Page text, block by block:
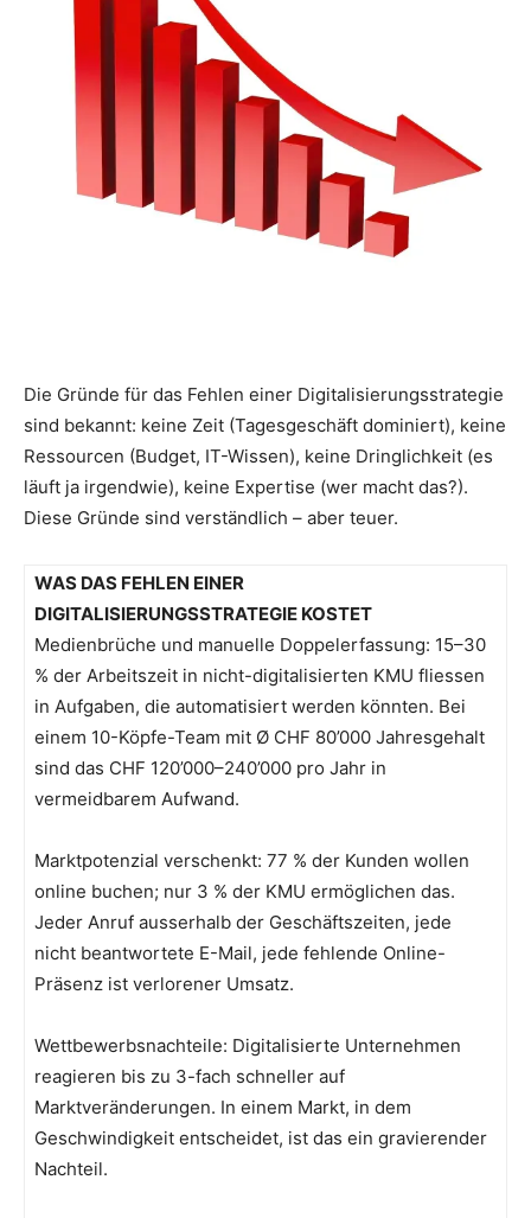
Die Gründe für das Fehlen einer Digitalisierungsstrategie
sind bekannt: keine Zeit (Tagesgeschäft dominiert), keine
Ressourcen (Budget, IT-Wissen), keine Dringlichkeit (es
läuft ja irgendwie), keine Expertise (wer macht das?).
Diese Gründe sind verständlich – aber teuer.
WAS DAS FEHLEN EINER
DIGITALISIERUNGSSTRATEGIE KOSTET
Medienbrüche und manuelle Doppelerfassung: 15–30
% der Arbeitszeit in nicht-digitalisierten KMU fliessen
in Aufgaben, die automatisiert werden könnten. Bei
einem 10-Köpfe-Team mit Ø CHF 80’000 Jahresgehalt
sind das CHF 120’000–240’000 pro Jahr in
vermeidbarem Aufwand.
Marktpotenzial verschenkt: 77 % der Kunden wollen
online buchen; nur 3 % der KMU ermöglichen das.
Jeder Anruf ausserhalb der Geschäftszeiten, jede
nicht beantwortete E-Mail, jede fehlende Online-
Präsenz ist verlorener Umsatz.
Wettbewerbsnachteile: Digitalisierte Unternehmen
reagieren bis zu 3-fach schneller auf
Marktveränderungen. In einem Markt, in dem
Geschwindigkeit entscheidet, ist das ein gravierender
Nachteil.